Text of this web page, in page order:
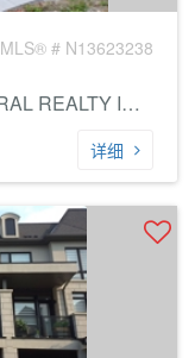
MLS® # N13623238
经纪公司: SUTTON GROUP-ADMIRAL REALTY INC.
详细